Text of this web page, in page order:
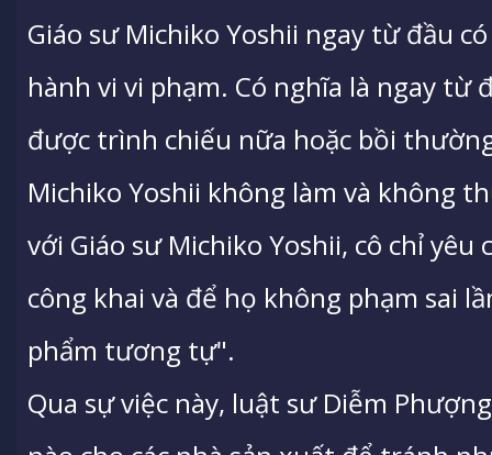
Giáo sư Michiko Yoshii ngay từ đầu
hành vi vi phạm. Có nghĩa là ngay từ
được trình chiếu nữa hoặc bồi
Michiko Yoshii không làm và không
với Giáo sư Michiko Yoshii, cô chỉ
công khai và để họ không phạm sai
phẩm tương tự".
Qua sự việc này, luật sư Diễm